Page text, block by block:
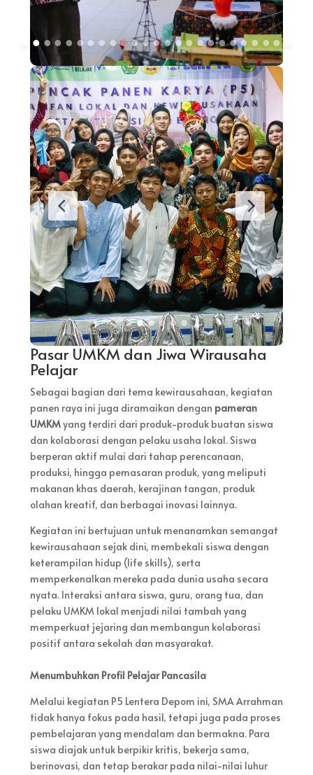
Pasar UMKM dan Jiwa Wirausaha
Pelajar
Sebagai bagian dari tema kewirausahaan, kegiatan
panen raya ini juga diramaikan dengan pameran
UMKMyang terdiri dari produk-produk buatan siswa
dan kolaborasi dengan pelaku usaha lokal. Siswa
berperan aktif mulai dari tahap perencanaan,
produksi, hingga pemasaran produk, yang meliputi
makanan khas daerah, kerajinan tangan, produk
olahan kreatif, dan berbagai inovasi lainnya.
Kegiatan ini bertujuan untuk menanamkan semangat
kewirausahaan sejak dini, membekali siswa dengan
keterampilan hidup (life skills), serta
memperkenalkan mereka pada dunia usaha secara
nyata. Interaksi antara siswa, guru, orang tua, dan
pelaku UMKM lokal menjadi nilai tambah yang
memperkuat jejaring dan membangun kolaborasi
positif antara sekolah dan masyarakat.
Menumbuhkan Profil Pelajar Pancasila
Melalui kegiatan P5 Lentera Depom ini, SMA Arrahman
tidak hanya fokus pada hasil, tetapi juga pada proses
pembelajaran yang mendalam dan bermakna. Para
siswa diajak untuk berpikir kritis, bekerja sama,
berinovasi, dan tetap berakar pada nilai-nilai luhur